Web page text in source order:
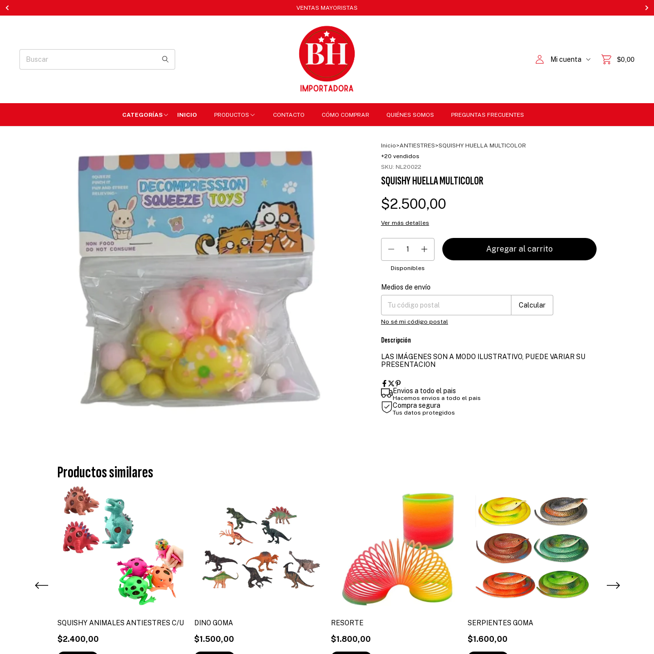
VENTAS MAYORISTAS
Mi cuenta $0,00
CATEGORÍAS INICIO PRODUCTOS CONTACTO CÓMO COMPRAR QUIÉNES SOMOS PREGUNTAS FRECUENTES
Inicio>ANTIESTRES>SQUISHY HUELLA MULTICOLOR
+20 vendidos
SKU: NL20022
SQUISHY HUELLA MULTICOLOR
$2.500,00
Ver más detalles
Disponibles
Entregas para el CP:
Medios de envío
Calcular
No sé mi código postal
Descripción
LAS IMÁGENES SON A MODO ILUSTRATIVO, PUEDE VARIAR SU
PRESENTACION
Envios a todo el pais
Hacemos envios a todo el pais
Compra segura
Tus datos protegidos
Productos similares
SQUISHY ANIMALES ANTIESTRES C/U
$2.400,00
DINO GOMA
$1.500,00
RESORTE
$1.800,00
SERPIENTES GOMA
$1.600,00